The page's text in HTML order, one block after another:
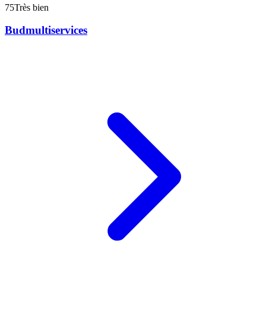
75Très bien
Budmultiservices